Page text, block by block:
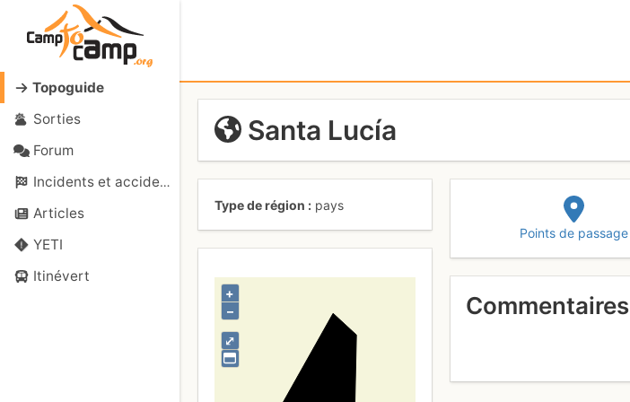
Topoguide
Sorties
Forum
Incidents et accidents
Articles
YETI
Itinévert
Santa Lucía
Type de région pays
⤢
+
–
Points de passage
Commentaires